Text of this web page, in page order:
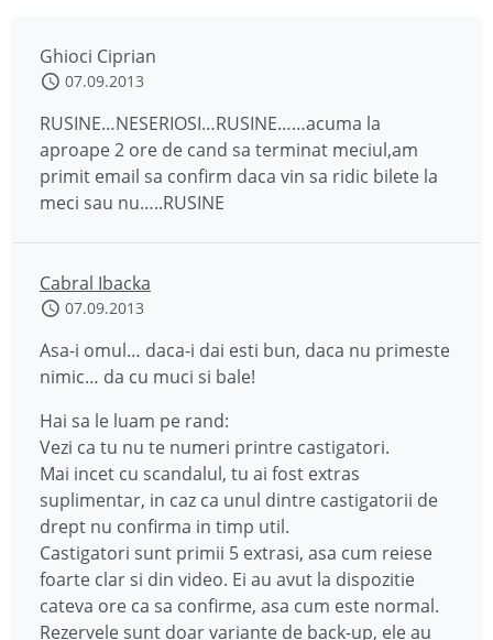
Ghioci Ciprian
07.09.2013
RUSINE…NESERIOSI…RUSINE……acuma la
aproape 2 ore de cand sa terminat meciul,am
primit email sa confirm daca vin sa ridic bilete la
meci sau nu…..RUSINE
Cabral Ibacka
07.09.2013
Asa-i omul… daca-i dai esti bun, daca nu primeste
nimic… da cu muci si bale!
Hai sa le luam pe rand:
Vezi ca tu nu te numeri printre castigatori.
Mai incet cu scandalul, tu ai fost extras
suplimentar, in caz ca unul dintre castigatorii de
drept nu confirma in timp util.
Castigatori sunt primii 5 extrasi, asa cum reiese
foarte clar si din video. Ei au avut la dispozitie
cateva ore ca sa confirme, asa cum este normal.
Rezervele sunt doar variante de back-up, ele au